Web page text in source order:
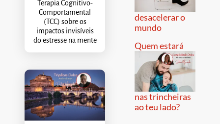
Terapia Cognitivo-
Comportamental
(TCC) sobre os
impactos invisíveis
do estresse na mente
desacelerar o
mundo
Quem estará
nas trincheiras
ao teu lado?